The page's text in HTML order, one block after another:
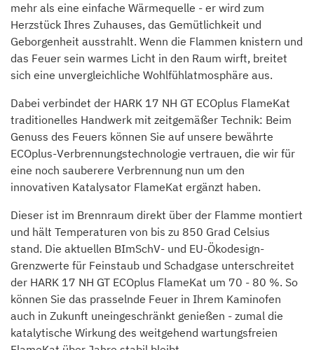
mehr als eine einfache Wärmequelle - er wird zum
Herzstück Ihres Zuhauses, das Gemütlichkeit und
Geborgenheit ausstrahlt. Wenn die Flammen knistern und
das Feuer sein warmes Licht in den Raum wirft, breitet
sich eine unvergleichliche Wohlfühlatmosphäre aus.
Dabei verbindet der HARK 17 NH GT ECOplus FlameKat
traditionelles Handwerk mit zeitgemäßer Technik: Beim
Genuss des Feuers können Sie auf unsere bewährte
ECOplus-Verbrennungstechnologie vertrauen, die wir für
eine noch sauberere Verbrennung nun um den
innovativen Katalysator FlameKat ergänzt haben.
Dieser ist im Brennraum direkt über der Flamme montiert
und hält Temperaturen von bis zu 850 Grad Celsius
stand. Die aktuellen BImSchV- und EU-Ökodesign-
Grenzwerte für Feinstaub und Schadgase unterschreitet
der HARK 17 NH GT ECOplus FlameKat um 70 - 80 %. So
können Sie das prasselnde Feuer in Ihrem Kaminofen
auch in Zukunft uneingeschränkt genießen - zumal die
katalytische Wirkung des weitgehend wartungsfreien